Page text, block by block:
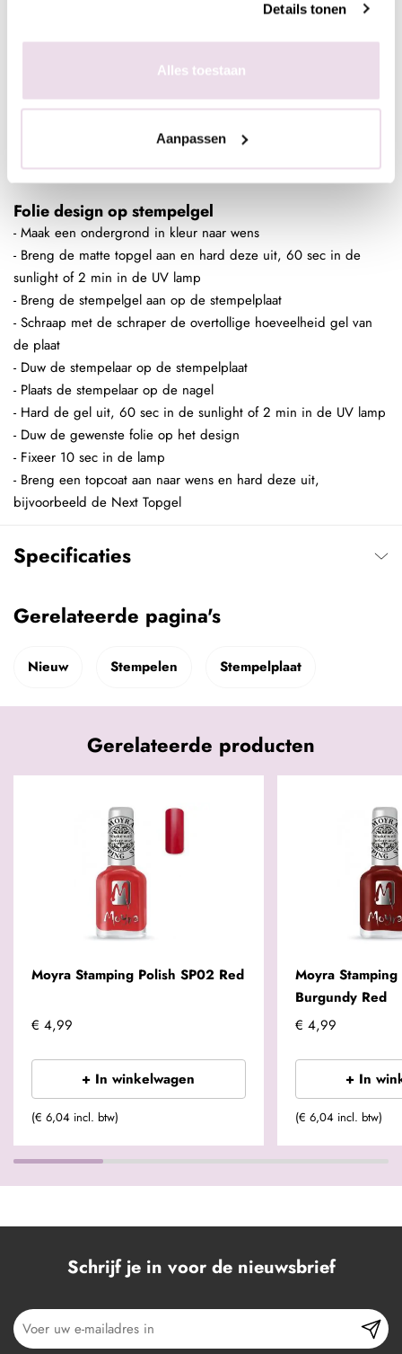
Details tonen
Alles toestaan
Aanpassen
- Hard de gel uit, 60 sec in de sunlight of 2 min in de UV lamp
- Poets het gewenste pigment met de fluffy brush in de plaklaag
- Fixeer 10 sec in de lamp
- Breng een topcoat aan naar wens en hard deze uit,
Folie design op stempelgel
- Maak een ondergrond in kleur naar wens
- Breng de matte topgel aan en hard deze uit, 60 sec in de
sunlight of 2 min in de UV lamp
- Breng de stempelgel aan op de stempelplaat
- Schraap met de schraper de overtollige hoeveelheid gel van
de plaat
- Duw de stempelaar op de stempelplaat
- Plaats de stempelaar op de nagel
- Hard de gel uit, 60 sec in de sunlight of 2 min in de UV lamp
- Duw de gewenste folie op het design
- Fixeer 10 sec in de lamp
- Breng een topcoat aan naar wens en hard deze uit,
bijvoorbeeld de Next Topgel
Specificaties
Gerelateerde pagina's
Nieuw Stempelen Stempelplaat
Gerelateerde producten
Moyra Stamping Polish SP02 Red
€ 4,99
+ In winkelwagen
(€ 6,04 incl. btw)
Moyra
Burgundy Red
€ 4,99
+ In
(€ 6,04 incl. btw)
Schrijf je in voor de nieuwsbrief